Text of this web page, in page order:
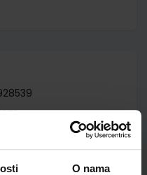
O nama
Erceg Sanja